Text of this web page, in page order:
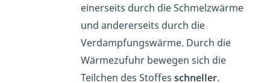
einerseits durch dieSchmelzwärme
und andererseits durch die
Verdampfungswärme. Durch die
Wärmezufuhr bewegen sich die
Teilchen des Stoffesschneller.